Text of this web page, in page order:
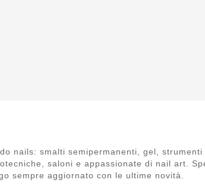
nails: smalti semipermanenti, gel,
saloni e appassionate di nail art.
sempre aggiornato con le ultime novità.